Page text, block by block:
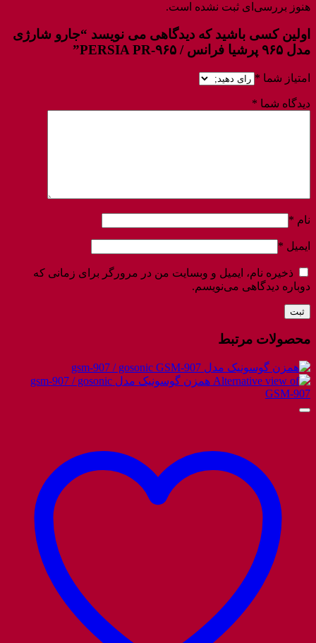
هنوز بررسی‌ای ثبت نشده است.
اولین کسی باشید که دیدگاهی می نویسد “جارو شارژی
مدل ۹۶۵ پرشیا فرانس / PERSIA PR-۹۶۵”
امتیاز شما *
دیدگاه شما *
نام *
ایمیل *
ذخیره نام، ایمیل و وبسایت من در مرورگر برای زمانی که
دوباره دیدگاهی می‌نویسم.
محصولات مرتبط